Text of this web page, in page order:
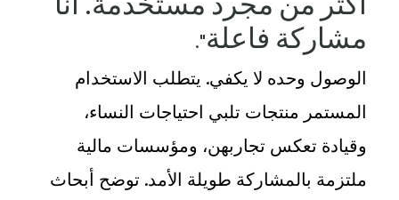
مشاركة فاعلة."
الوصول وحده لا يكفي. يتطلب الاستخدام
المستمر منتجات تلبي احتياجات النساء،
وقيادة تعكس تجاربهن، ومؤسسات مالية
ملتزمة بالمشاركة طويلة الأمد. توضح أبحاث